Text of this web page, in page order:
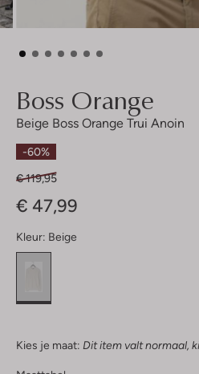
Boss Orange
Beige Boss Orange Trui Anoin
-60%
€ 119,95
€ 47,99
Kleur: Beige
Kies je maat: Dit item valt normaal,